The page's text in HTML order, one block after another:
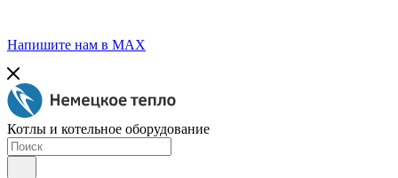
Напишите нам в МАХ
Котлы и котельное оборудование